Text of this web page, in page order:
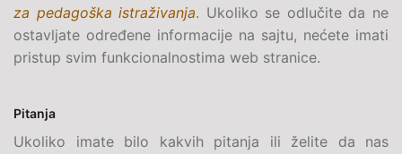
za pedagoška istraživanja. Ukoliko se odlučite da ne
ostavljate određene informacije na sajtu, nećete imati
pristup svim funkcionalnostima web stranice.
Pitanja
Ukoliko imate bilo kakvih pitanja ili želite da nas